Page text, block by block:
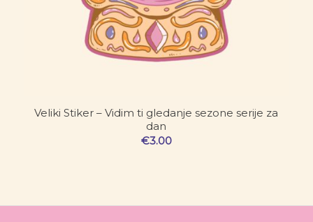
Veliki Stiker – Vidim ti gledanje sezone serije za
dan
€3.00